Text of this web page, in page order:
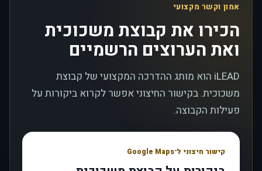
אמון וקשר מקצועי
הכירו את קבוצת משכוכית
ואת הערוצים הרשמיים
iLEAD הוא מותג ההדרכה המקצועי של קבוצת
משכוכית. בקישור החיצוני אפשר לקרוא ביקורות על
פעילות הקבוצה.
קישור חיצוני ל־Google Maps